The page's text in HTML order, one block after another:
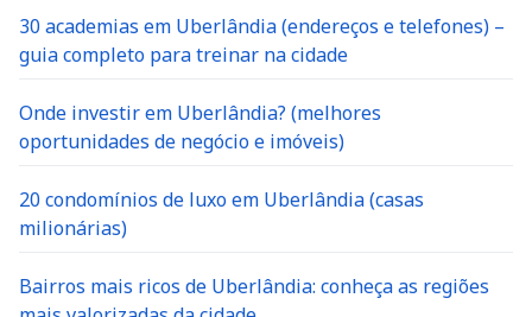
30 academias em Uberlândia (endereços e telefones) –
guia completo para treinar na cidade
Onde investir em Uberlândia? (melhores
oportunidades de negócio e imóveis)
20 condomínios de luxo em Uberlândia (casas
milionárias)
Bairros mais ricos de Uberlândia: conheça as regiões
mais valorizadas da cidade